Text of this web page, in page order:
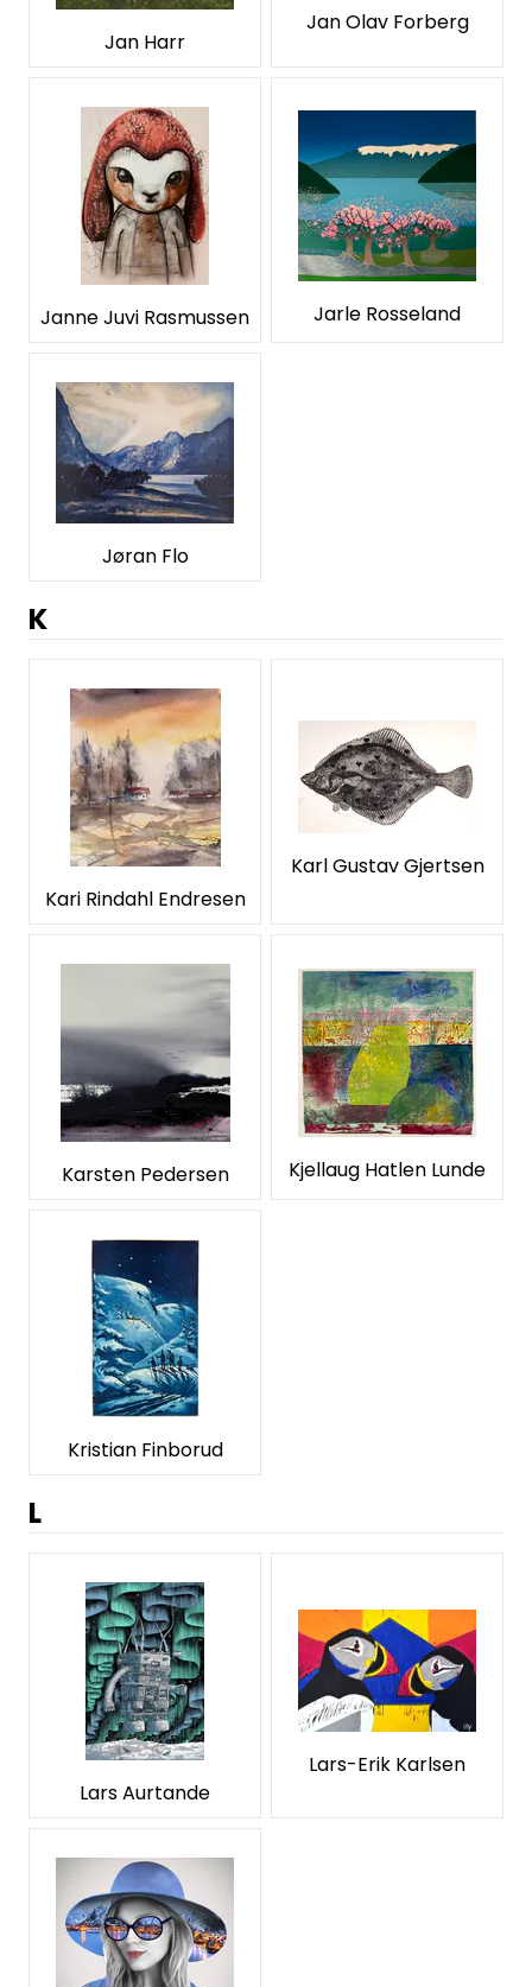
Jan Harr
Jan Olav Forberg
Janne Juvi Rasmussen Jarle Rosseland
Jøran Flo
K
Kari Rindahl Endresen
Karl Gustav Gjertsen
Karsten Pedersen Kjellaug Hatlen Lunde
Kristian Finborud
L
Lars Aurtande
Lars-Erik Karlsen